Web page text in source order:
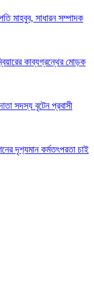
মাহবুব, সাধারন সম্পাদক
কাব্যগ্রন্থের মোড়ক
সদস্য বৃটেন প্রবাসী
দৃশ‍্যমান কর্মতৎপরতা চাই